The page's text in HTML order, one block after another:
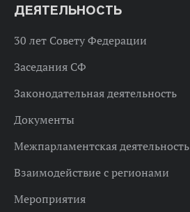
ДЕЯТЕЛЬНОСТЬ
30 лет Совету Федерации
Заседания СФ
Законодательная деятельность
Документы
Межпарламентская деятельность
Взаимодействие с регионами
Мероприятия